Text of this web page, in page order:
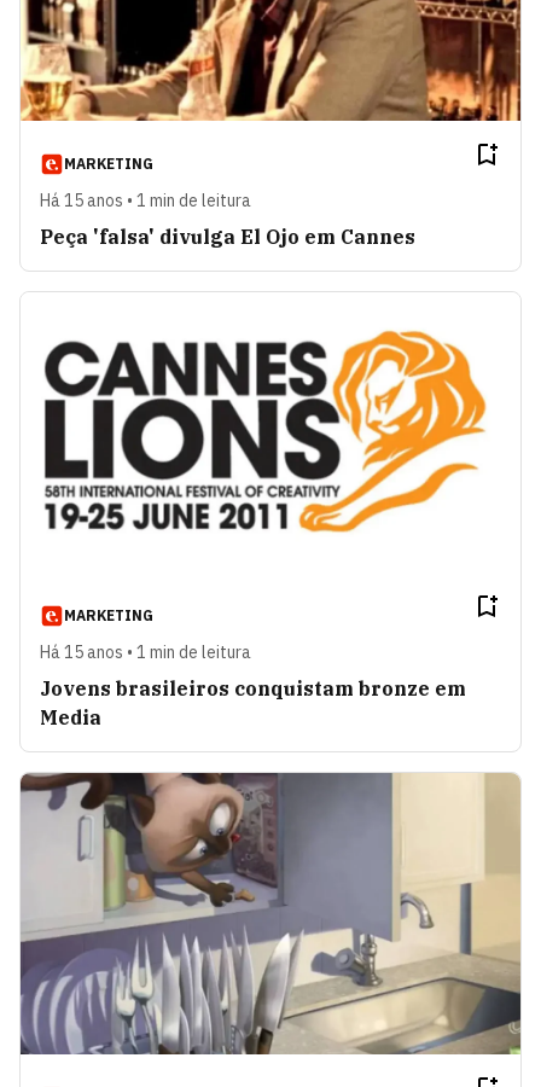
MARKETING
Há 15 anos • 1 min de leitura
Peça 'falsa' divulga El Ojo em Cannes
MARKETING
Há 15 anos • 1 min de leitura
Jovens brasileiros conquistam bronze em
Media